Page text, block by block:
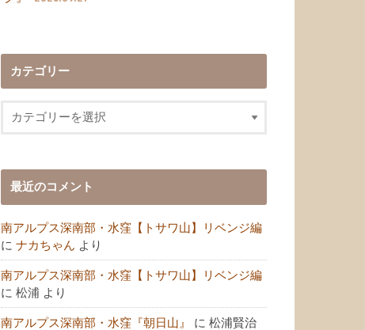
カテゴリー
最近のコメント
南アルプス深南部・水窪【トサワ山】リベンジ編
に ナカちゃん より
南アルプス深南部・水窪【トサワ山】リベンジ編
に 松浦 より
南アルプス深南部・水窪『朝日山』 に 松浦賢治